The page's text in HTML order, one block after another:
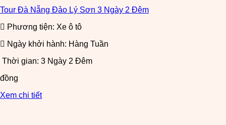
Tour Đà Nẵng Đảo Lý Sơn 3 Ngày 2 Đêm
Phương tiện: Xe ô tô
Ngày khởi hành: Hàng Tuần
Thời gian: 3 Ngày 2 Đêm
đồng
Xem chi tiết